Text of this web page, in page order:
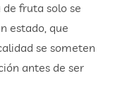
fruta solo se
estado, que
se someten
antes de ser